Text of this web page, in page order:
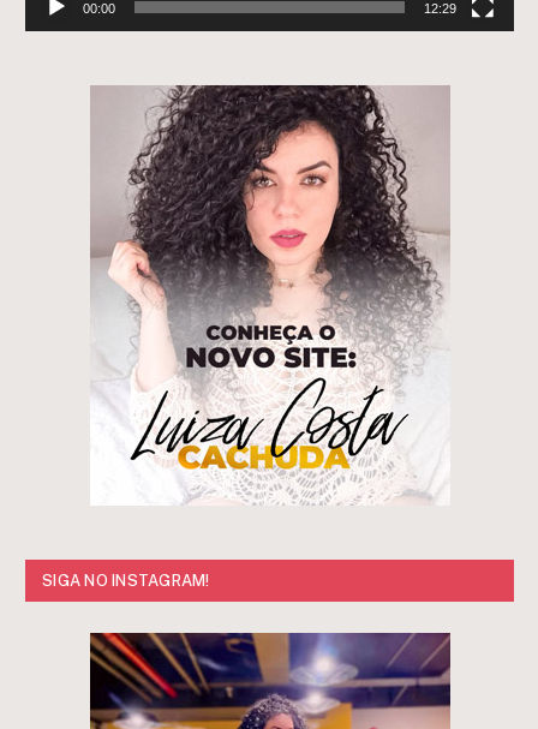
00:00 12:29
SIGA NO INSTAGRAM!